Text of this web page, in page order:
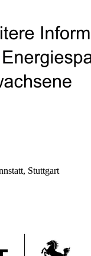
Stuttgart